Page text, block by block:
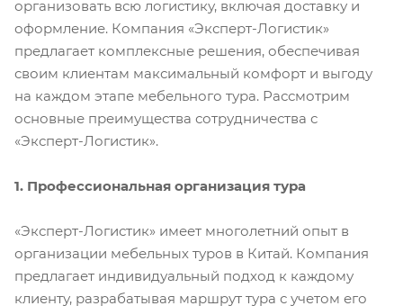
организовать всю логистику, включая доставку и
оформление. Компания «Эксперт-Логистик»
предлагает комплексные решения, обеспечивая
своим клиентам максимальный комфорт и выгоду
на каждом этапе мебельного тура. Рассмотрим
основные преимущества сотрудничества с
«Эксперт-Логистик».
1. Профессиональная организация тура
«Эксперт-Логистик» имеет многолетний опыт в
организации мебельных туров в Китай. Компания
предлагает индивидуальный подход к каждому
клиенту, разрабатывая маршрут тура с учетом его